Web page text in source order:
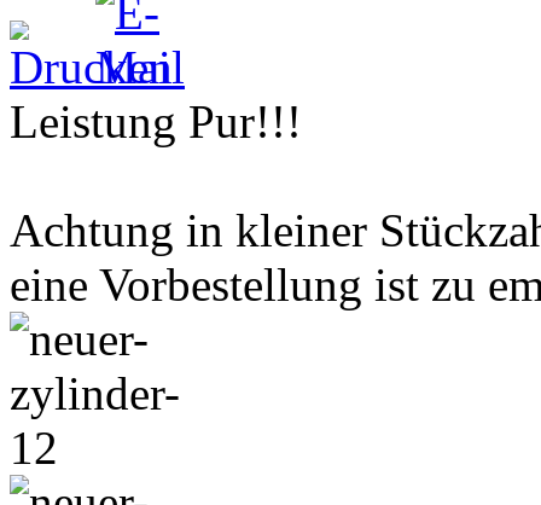
Leistung Pur!!!
Achtung in kleiner
eine Vorbestellung ist zu